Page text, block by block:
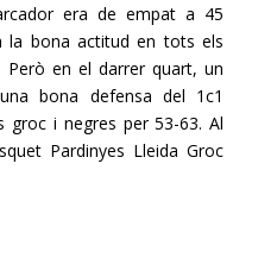
era de empat a 45
la bona actitud en tots els
Però en el darrer quart, un
bona defensa del 1c1
groc i negres per 53-63. Al
Pardinyes Lleida Groc